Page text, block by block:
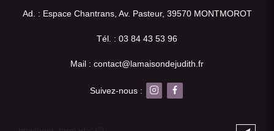
Ad. : Espace Chantrans, Av. Pasteur, 39570 MONTMOROT
Tél. : 03 84 43 53 96
Mail : contact@lamaisondejudith.fr
Suivez-nous :